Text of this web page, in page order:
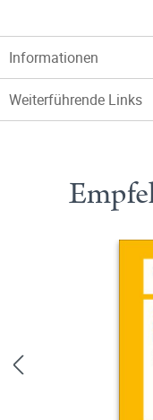
Informationen
Weiterführende Links